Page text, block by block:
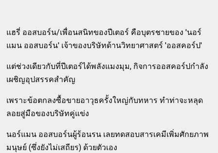
แฮรี่ ออสบอร์น/เพื่อนสนิทของปีเตอร์ คือบุตรชายของ 'นอร์
แมน ออสบอร์น' เจ้าของบริษัทด้านวิทยาศาสตร์ 'ออสคอร์ป'
แต่ช่วงเดียวกับที่ปีเตอร์ได้พลังแมงมุม, กิจการออสคอร์ปกำลัง
เผชิญอุปสรรคสำคัญ
เพราะข้อตกลงซื้อขายอาวุธครั้งใหญ่กับทหาร ทำท่าจะหลุด
ลอยสู่มือของบริษัทคู่แข่ง
นอร์แมน ออสบอร์นผู้ร้อนรน เลยทดสอบสารเคมีเพิ่มศักยภาพ
มนุษย์ (ซึ่งยังไม่เสถียร) ด้วยตัวเอง